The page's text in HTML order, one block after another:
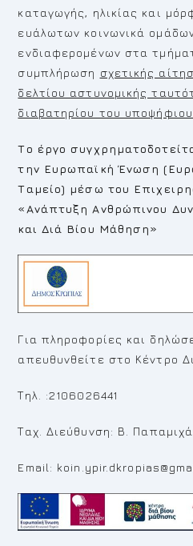
καταγωγής, ηλικίας και
ευάλωτων κοινωνικά
ενδιαφερομένων στα
συμπλήρωση σχετικής
δελτίου αστυνομικής
διαβατηρίου του υποψήφιου.
Το έργο
την Ευρωπαϊκή Ένωση
Ταμείο) μέσω του
«Ανάπτυξη Ανθρώπινου
και Διά Βίου Μάθηση»
Για πληροφορίες και
απευθυνθείτε στο Κέντρο
Τηλ. :2106026441
Ταχ. Διεύθυνση: Β.
Email: